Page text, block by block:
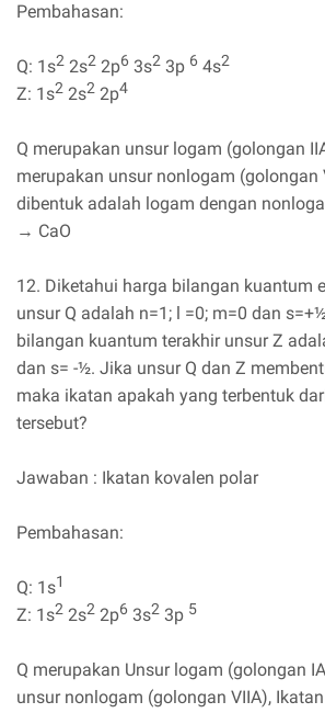
Pembahasan:
Q: 1s2 2s2 2p6 3s2 3p 6 4s2
Z: 1s2 2s2 2p4
Q merupakan unsur logam (golongan
merupakan unsur nonlogam (golongan
dibentuk adalah logam dengan
→ CaO
12. Diketahui harga bilangan kuantum
unsur Q adalah n=1; l =0; m=0 dan
bilangan kuantum terakhir unsur Z
dan s= -½. Jika unsur Q dan Z
maka ikatan apakah yang terbentuk
tersebut?
Jawaban : Ikatan kovalen polar
Pembahasan:
Q: 1s1
Z: 1s2 2s2 2p6 3s2 3p 5
Q merupakan Unsur logam (golongan
unsur nonlogam (golongan VIIA),